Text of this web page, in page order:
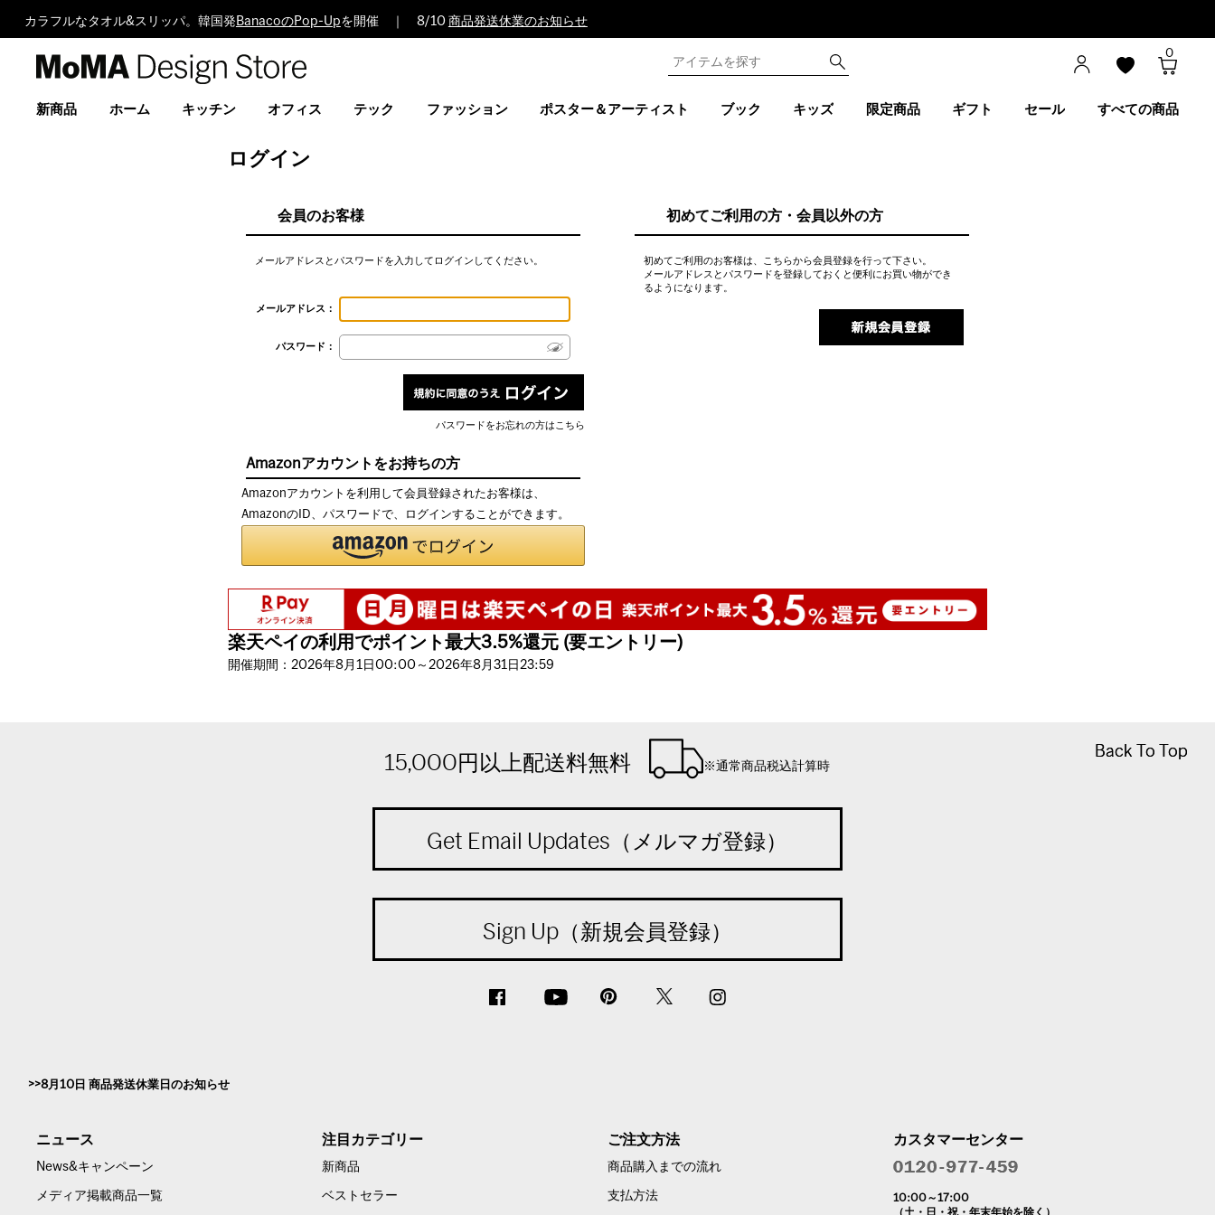
カラフルなタオル&スリッパ。韓国発 BanacoのPop-Upを開催 ｜ 8/10 商品発送休業のお知らせ
Design
0
新商品 ホーム キッチン オフィス テック ファッション ポスター＆アーティスト ブック キッズ 限定商品 ギフト セール すべての商品
ログイン
会員のお客様
メールアドレスとパスワードを入力してログインしてください。
メールアドレス：
パスワード：
パスワードをお忘れの方はこちら
初めてご利用の方・会員以外の方
初めてご利用のお客様は、こちらから会員登録を行って下さい。
メールアドレスとパスワードを登録しておくと便利にお買い物ができ
るようになります。
Amazonアカウントをお持ちの方
Amazonアカウントを利用して会員登録されたお客様は、
AmazonのID、パスワードで、ログインすることができます。
楽天ペイの利用でポイント最大3.5%還元 (要エントリー)
開催期間：2026年8月1日00:00～2026年8月31日23:59
Back To Top
Back To Top
15,000円以上配送料無料 ※通常商品税込計算時
Get Email Updates（メルマガ登録）
Sign Up（新規会員登録）
8月10日 商品発送休業日のお知らせ
ニュース
News&キャンペーン
メディア掲載商品一覧
注目カテゴリー
新商品
ベストセラー
ご注文方法
商品購入までの流れ
支払方法
カスタマーセンター
10:00～17:00
（土・日・祝・年末年始を除く）